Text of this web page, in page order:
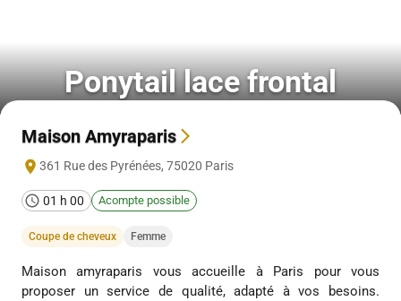
Ponytail lace frontal
Maison Amyraparis
361 Rue des Pyrénées, 75020 Paris
01 h 00 Acompte possible
Coupe de cheveux Femme
Maison amyraparis vous accueille à Paris pour vous
proposer un service de qualité, adapté à vos besoins.